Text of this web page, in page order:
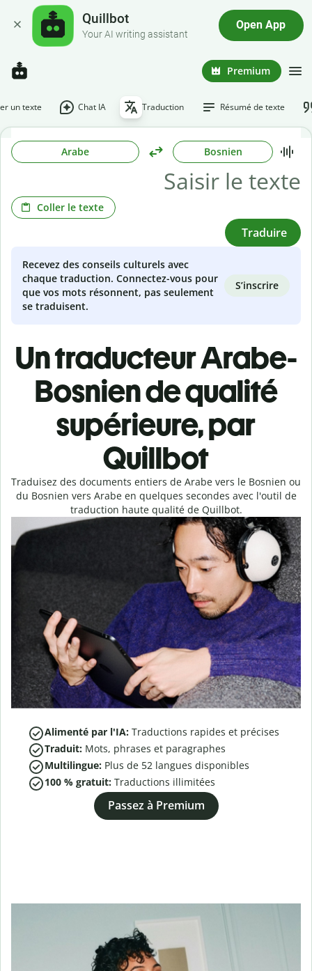
Quillbot
Your AI writing assistant
Open App
Premium
un texte Chat IA Traduction Résumé de texte
Arabe Bosnien
Coller le texte
Traduire
Recevez des conseils culturels avec
chaque traduction. Connectez-vous pour
que vos mots résonnent, pas seulement
se traduisent.
S’inscrire
Un traducteur Arabe-
Bosnien de qualité
supérieure, par
Quillbot
Traduisez des documents entiers de Arabe vers le Bosnien ou
du Bosnien vers Arabe en quelques secondes avec l'outil de
traduction haute qualité de Quillbot.
Alimenté par l'IA: Traductions rapides et précises
Traduit: Mots, phrases et paragraphes
Multilingue: Plus de 52 langues disponibles
100 % gratuit: Traductions illimitées
Passez à Premium